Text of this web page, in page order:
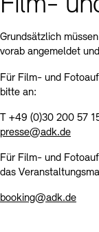
Grundsätzlich
vorab angemeldet
Für Film- und
bitte an:
T +49 (0)30 200 57
presse@adk.de
Für Film- und
das
booking@adk.de